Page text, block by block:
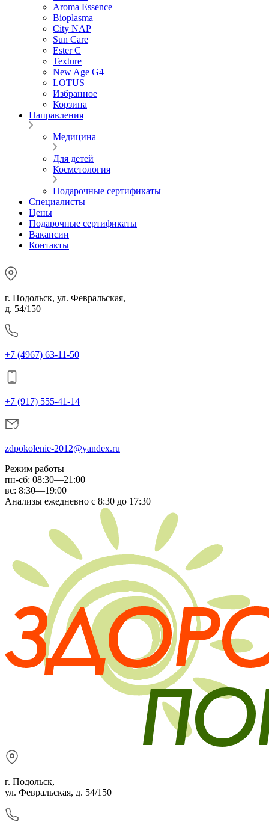
Aroma Essence
Bioplasma
City NAP
Sun Care
Ester C
Texture
New Age G4
LOTUS
Избранное
Корзина
Направления
Медицина
Для детей
Косметология
Подарочные сертификаты
Специалисты
Цены
Подарочные сертификаты
Вакансии
Контакты
г. Подольск, ул. Февральская,
д. 54/150
+7 (4967) 63-11-50
+7 (917) 555-41-14
zdpokolenie-2012@yandex.ru
Режим работы
пн-сб: 08:30—21:00
вс: 8:30—19:00
Анализы ежедневно с 8:30 до 17:30
г. Подольск,
ул. Февральская, д. 54/150